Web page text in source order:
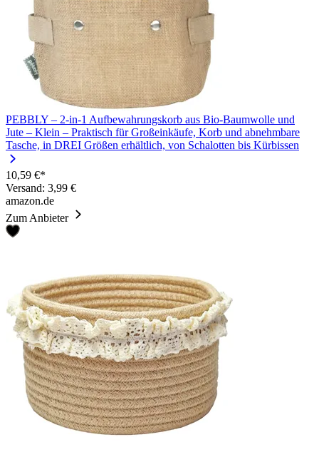
PEBBLY – 2-in-1 Aufbewahrungskorb aus Bio-Baumwolle und
Jute – Klein – Praktisch für Großeinkäufe, Korb und abnehmbare
Tasche, in DREI Größen erhältlich, von Schalotten bis Kürbissen
10,59 €*
Versand: 3,99 €
amazon.de
Zum Anbieter